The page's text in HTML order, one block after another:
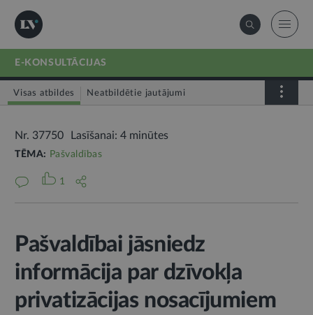
E-KONSULTĀCIJAS
Visas atbildes Neatbildētie jautājumi
Nr. 37750 Lasīšanai: 4 minūtes
TĒMA: Pašvaldības
1
Pašvaldībai jāsniedz
informācija par dzīvokļa
privatizācijas nosacījumiem